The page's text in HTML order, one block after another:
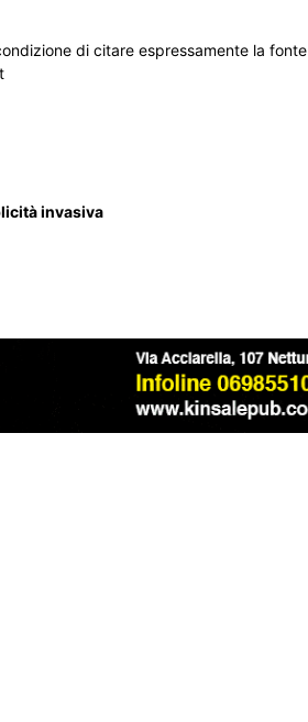
di citare espressamente la fonte
invasiva